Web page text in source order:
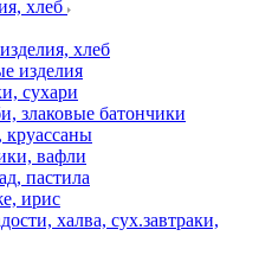
хлеб
хлеб
изделия
сухари
злаковые батончики
круассаны
вафли
пастила
ирис
халва, сух.завтраки,